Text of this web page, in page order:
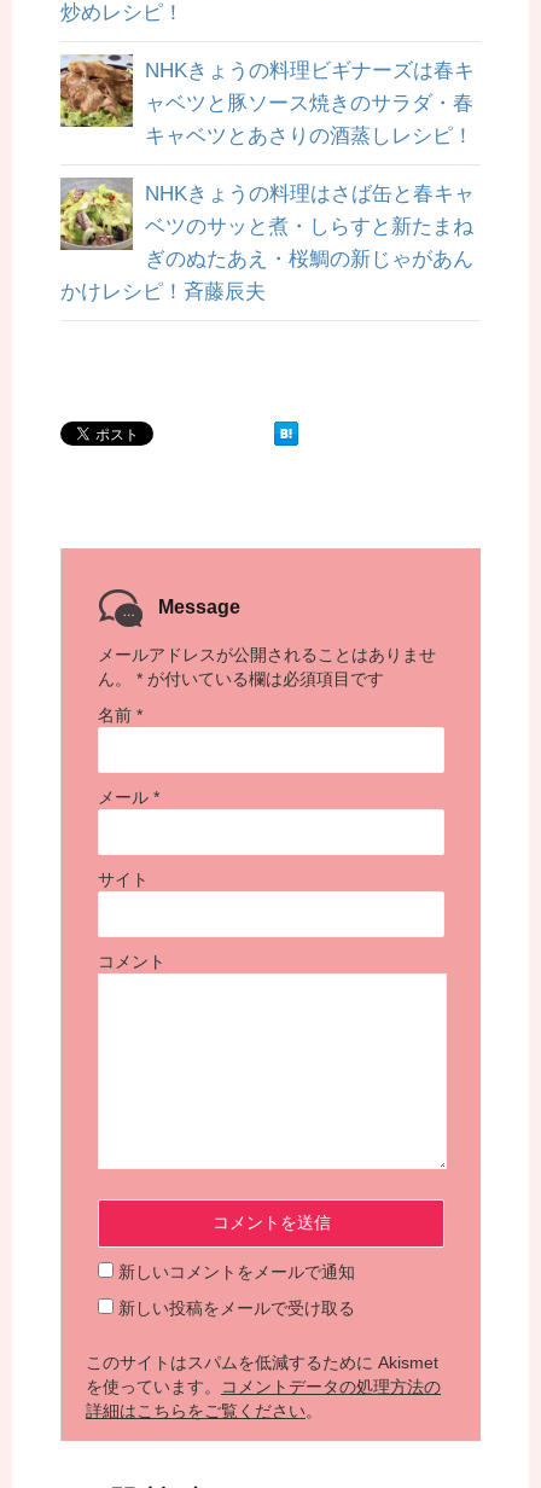
炒めレシピ！
NHKきょうの料理ビギナーズは春キ
ャベツと豚ソース焼きのサラダ・春
キャベツとあさりの酒蒸しレシピ！
NHKきょうの料理はさば缶と春キャ
ベツのサッと煮・しらすと新たまね
ぎのぬたあえ・桜鯛の新じゃがあん
かけレシピ！斉藤辰夫
Message
メールアドレスが公開されることはありませ
ん。
* が付いている欄は必須項目です
名前 *
メール *
サイト
コメント
新しいコメントをメールで通知
新しい投稿をメールで受け取る
このサイトはスパムを低減するために Akismet
を使っています。
コメントデータの処理方法の
詳細はこちらをご覧ください。